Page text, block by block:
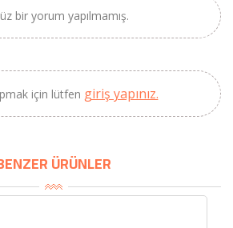
bir yorum yapılmamış.
için lütfen giriş yapınız.
ÜRÜNLER
Sızma Zeytinyağı
(2025 Yeni Hasat,
Güney Ege, 5 Litre) -
AtcaNova
SEPETE EKLE